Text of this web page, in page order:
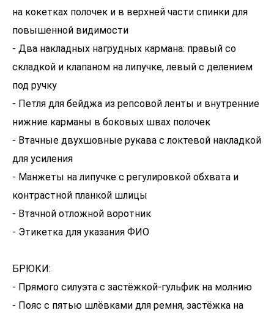
на кокетках полочек и в верхней части спинки для
повышенной видимости
- Два накладных нагрудных кармана: правый со
складкой и клапаном на липучке, левый с делением
под ручку
- Петля для бейджа из репсовой ленты и внутренние
нижние карманы в боковых швах полочек
- Втачные двухшовные рукава с локтевой накладкой
для усиления
- Манжеты на липучке с регулировкой обхвата и
контрастной планкой шлицы
- Втачной отложной воротник
- Этикетка для указания ФИО
БРЮКИ:
- Прямого силуэта с застёжкой-гульфик на молнию
- Пояс с пятью шлёвками для ремня, застёжка на